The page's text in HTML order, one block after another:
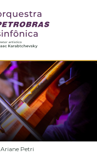
Ariane Petri